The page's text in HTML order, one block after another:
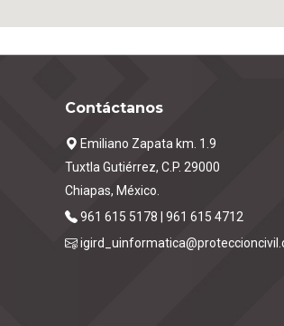
Contáctanos
Emiliano Zapata km. 1.9
Tuxtla Gutiérrez, C.P. 29000
Chiapas, México.
961 615 5178 | 961 615 4712